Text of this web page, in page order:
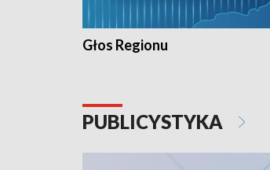
Głos Regionu
PUBLICYSTYKA